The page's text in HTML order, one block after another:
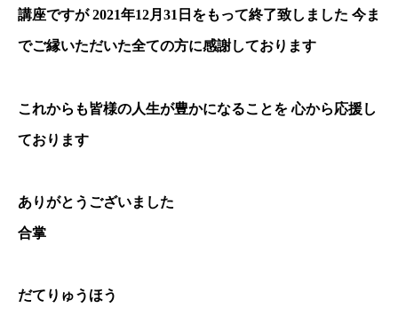
講座ですが 2021年12月31日をもって終了致しました 今ま
でご縁いただいた全ての方に感謝しております
これからも皆様の人生が豊かになることを 心から応援し
ております
ありがとうございました
合掌
だてりゅうほう